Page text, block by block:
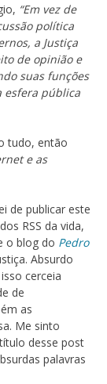
“Em vez de
política
a Justiça
de opinião e
suas funções
esfera pública
tudo, então
e as
de publicar este
RSS da vida,
o blog do Pedro
Absurdo
cerceia
de
as
Me sinto
desse post
palavras